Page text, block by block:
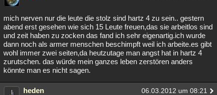
mich nerven nur die leute die stolz sind hartz 4 zu sein.. gestern
abend erst gesehen wie sich 15 Leute freuen,das sie arbeitlos sind
und zeit haben zu zocken das fand ich sehr eigenartig.ich wurde
dann noch als armer menschen beschimpft weil ich arbeite.es gibt
wohl immer zwei seiten,da heutzutage man angst hat in hartz 4
zurutschen. das würde mein ganzes leben zerstören anders
könnte man es nicht sagen.
heden 06.03.2012 um 08:21